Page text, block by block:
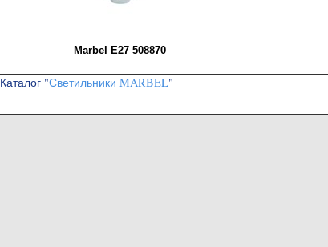
Marbel E27 508870
Каталог "Светильники MARBEL"